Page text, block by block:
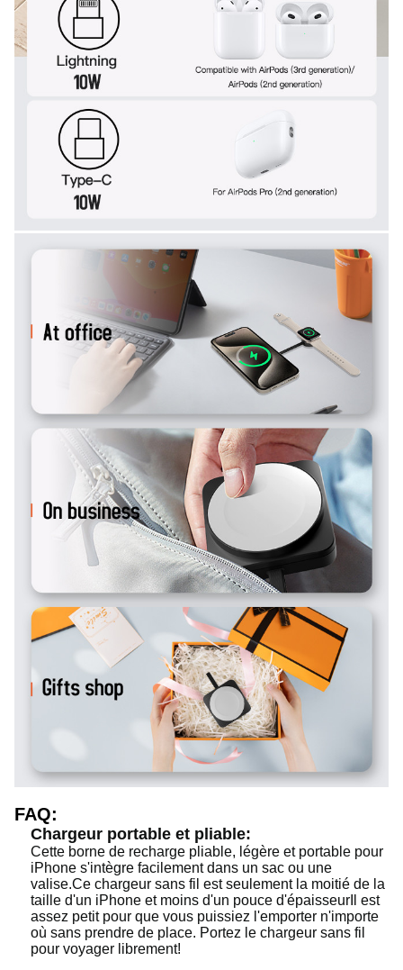
FAQ:
Chargeur portable et pliable:
Cette borne de recharge pliable, légère et portable pour
iPhone s'intègre facilement dans un sac ou une
valise.Ce chargeur sans fil est seulement la moitié de la
taille d'un iPhone et moins d'un pouce d'épaisseurIl est
assez petit pour que vous puissiez l'emporter n'importe
où sans prendre de place. Portez le chargeur sans fil
pour voyager librement!